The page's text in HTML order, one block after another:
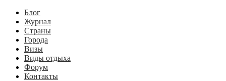
Блог
Журнал
Страны
Города
Визы
Виды отдыха
Форум
Контакты